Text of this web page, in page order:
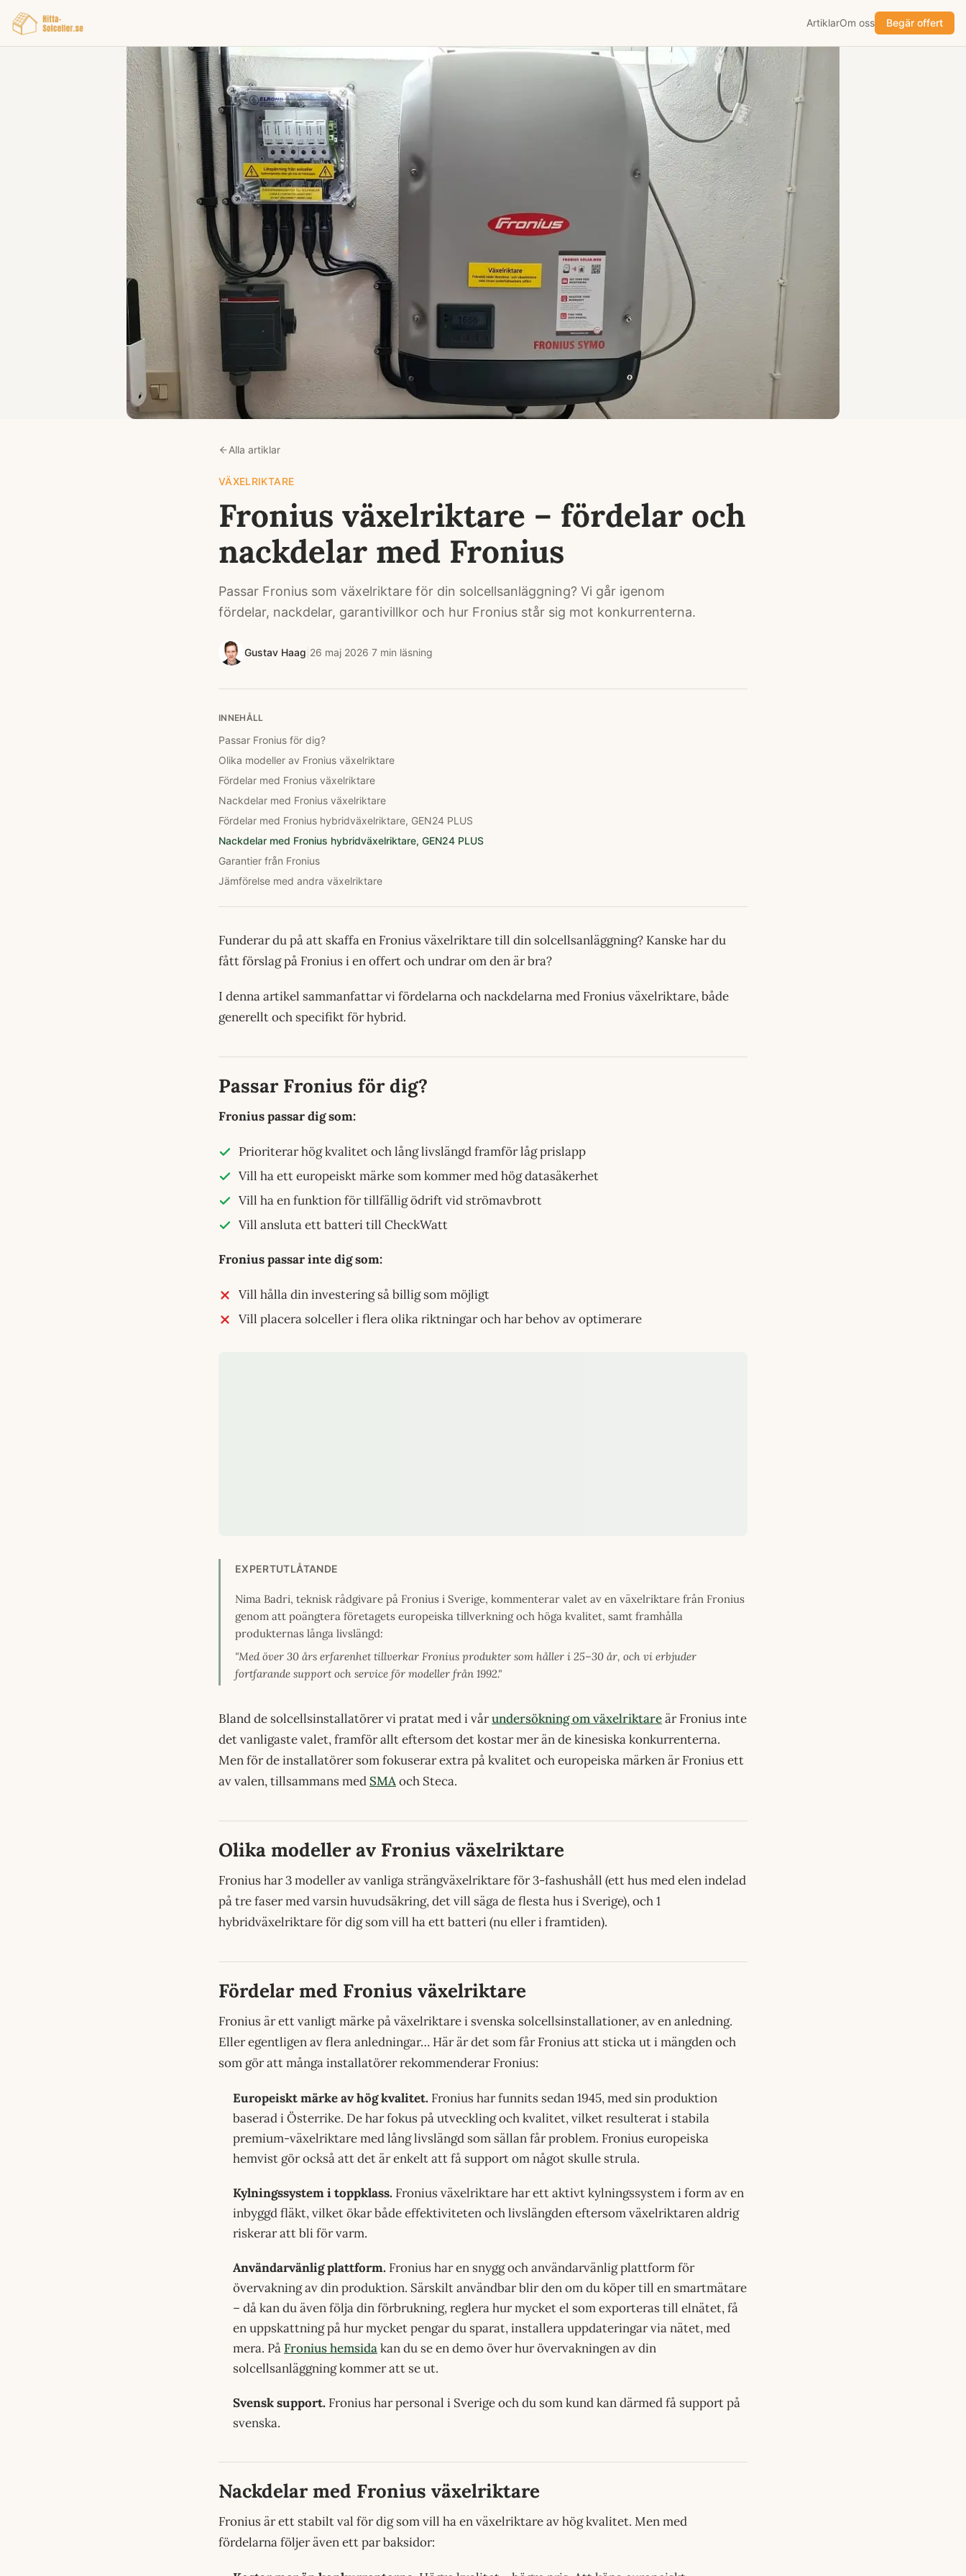
ArtiklarOm oss Begär offert
Alla artiklar
VÄXELRIKTARE
Fronius växelriktare – fördelar och
nackdelar med Fronius
Passar Fronius som växelriktare för din solcellsanläggning? Vi går igenom
fördelar, nackdelar, garantivillkor och hur Fronius står sig mot konkurrenterna.
Gustav Haag 26 maj 2026·7 min läsning
INNEHÅLL
Passar Fronius för dig?
Olika modeller av Fronius växelriktare
Fördelar med Fronius växelriktare
Nackdelar med Fronius växelriktare
Fördelar med Fronius hybridväxelriktare, GEN24 PLUS
Nackdelar med Fronius hybridväxelriktare, GEN24 PLUS
Garantier från Fronius
Jämförelse med andra växelriktare
Funderar du på att skaffa en Fronius växelriktare till din solcellsanläggning? Kanske har du
fått förslag på Fronius i en offert och undrar om den är bra?
I denna artikel sammanfattar vi fördelarna och nackdelarna med Fronius växelriktare, både
generellt och specifikt för hybrid.
Passar Fronius för dig?
Fronius passar dig som:
Prioriterar hög kvalitet och lång livslängd framför låg prislapp
Vill ha ett europeiskt märke som kommer med hög datasäkerhet
Vill ha en funktion för tillfällig ödrift vid strömavbrott
Vill ansluta ett batteri till CheckWatt
Fronius passar inte dig som:
Vill hålla din investering så billig som möjligt
Vill placera solceller i flera olika riktningar och har behov av optimerare
EXPERTUTLÅTANDE
Nima Badri, teknisk rådgivare på Fronius i Sverige, kommenterar valet av en växelriktare från Fronius
genom att poängtera företagets europeiska tillverkning och höga kvalitet, samt framhålla
produkternas långa livslängd:
"Med över 30 års erfarenhet tillverkar Fronius produkter som håller i 25–30 år, och vi erbjuder
fortfarande support och service för modeller från 1992."
Bland de solcellsinstallatörer vi pratat med i vårundersökning om växelriktareär Fronius inte
det vanligaste valet, framför allt eftersom det kostar mer än de kinesiska konkurrenterna.
Men för de installatörer som fokuserar extra på kvalitet och europeiska märken är Fronius ett
av valen, tillsammans med SMAoch Steca.
Olika modeller av Fronius växelriktare
Fronius har 3 modeller av vanliga strängväxelriktare för 3-fashushåll (ett hus med elen indelad
på tre faser med varsin huvudsäkring, det vill säga de flesta hus i Sverige), och 1
hybridväxelriktare för dig som vill ha ett batteri (nu eller i framtiden).
Fördelar med Fronius växelriktare
Fronius är ett vanligt märke på växelriktare i svenska solcellsinstallationer, av en anledning.
Eller egentligen av flera anledningar… Här är det som får Fronius att sticka ut i mängden och
som gör att många installatörer rekommenderar Fronius:
Europeiskt märke av hög kvalitet. Fronius har funnits sedan 1945, med sin produktion
baserad i Österrike. De har fokus på utveckling och kvalitet, vilket resulterat i stabila
premium-växelriktare med lång livslängd som sällan får problem. Fronius europeiska
hemvist gör också att det är enkelt att få support om något skulle strula.
Kylningssystem i toppklass. Fronius växelriktare har ett aktivt kylningssystem i form av en
inbyggd fläkt, vilket ökar både effektiviteten och livslängden eftersom växelriktaren aldrig
riskerar att bli för varm.
Användarvänlig plattform. Fronius har en snygg och användarvänlig plattform för
övervakning av din produktion. Särskilt användbar blir den om du köper till en smartmätare
– då kan du även följa din förbrukning, reglera hur mycket el som exporteras till elnätet, få
en uppskattning på hur mycket pengar du sparat, installera uppdateringar via nätet, med
mera. På Fronius hemsidakan du se en demo över hur övervakningen av din
solcellsanläggning kommer att se ut.
Svensk support. Fronius har personal i Sverige och du som kund kan därmed få support på
svenska.
Nackdelar med Fronius växelriktare
Fronius är ett stabilt val för dig som vill ha en växelriktare av hög kvalitet. Men med
fördelarna följer även ett par baksidor: